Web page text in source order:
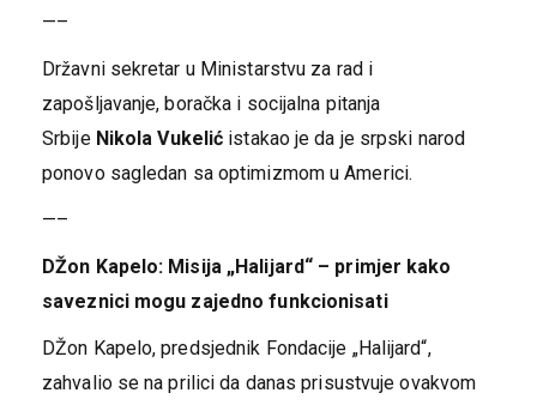
—–
Državni sekretar u Ministarstvu za rad i
zapošljavanje, boračka i socijalna pitanja
Srbije Nikola Vukelić istakao je da je srpski narod
ponovo sagledan sa optimizmom u Americi.
—–
DŽon Kapelo: Misija „Halijard“ – primjer kako
saveznici mogu zajedno funkcionisati
DŽon Kapelo, predsjednik Fondacije „Halijard“,
zahvalio se na prilici da danas prisustvuje ovakvom